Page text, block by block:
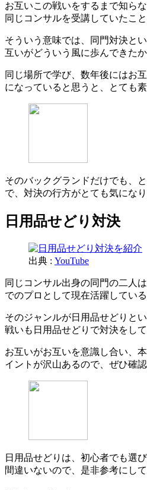
お互いこの戦いをするまで知ら
同じコンサルを受講していたこ
そういう意味では、同門対決と
互いがどういう風に歩んできたか
同じ場所で学び、数年後にはお
になっていると思うと、とても
そのバックグランドだけでも、
で、対決の行方がとても気になり
日用品せどり対決
出典 : YouTube
同じコンサル出身の同門の二人
でのプロとして現在活躍している
そのジャンルが日用品せどりと
戦いも日用品せどりで対決をし
お互いがお互いを意識し合い、
イントが沢山あるので、ぜひ確
日用品せどりは、初心者でも選
間違いないので、是非参考にし